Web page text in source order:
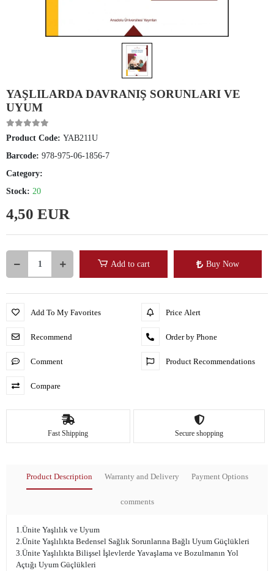
YAŞLILARDA DAVRANIŞ SORUNLARI VE
UYUM
Product Code: YAB211U
Barcode: 978-975-06-1856-7
Category:
Stock: 20
4,50 EUR
Add to cart Buy Now
Add To My Favorites
Recommend
Comment
Compare
Price Alert
Order by Phone
Product Recommendations
Fast Shipping Secure shopping
Product Description Warranty and Delivery Payment Options
comments
1.Ünite Yaşlılık ve Uyum
2.Ünite Yaşlılıkta Bedensel Sağlık Sorunlarına Bağlı Uyum Güçlükleri
3.Ünite Yaşlılıkta Bilişsel İşlevlerde Yavaşlama ve Bozulmanın Yol
Açtığı Uyum Güçlükleri